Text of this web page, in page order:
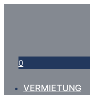
0
VERMIETUNG